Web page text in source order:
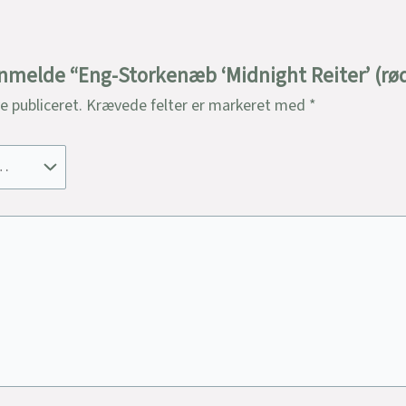
“Eng-Storkenæb ‘Midnight Reiter’
publiceret. Krævede felter er markeret med *